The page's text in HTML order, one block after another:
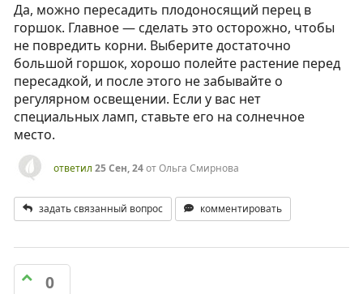
Да, можно пересадить плодоносящий перец в
горшок. Главное — сделать это осторожно, чтобы
не повредить корни. Выберите достаточно
большой горшок, хорошо полейте растение перед
пересадкой, и после этого не забывайте о
регулярном освещении. Если у вас нет
специальных ламп, ставьте его на солнечное
место.
ответил 25 Сен, 24отОльга Смирнова
задать связанный вопрос комментировать
0